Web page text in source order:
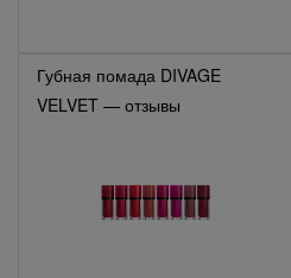
Губная помада DIVAGE
VELVET — отзывы